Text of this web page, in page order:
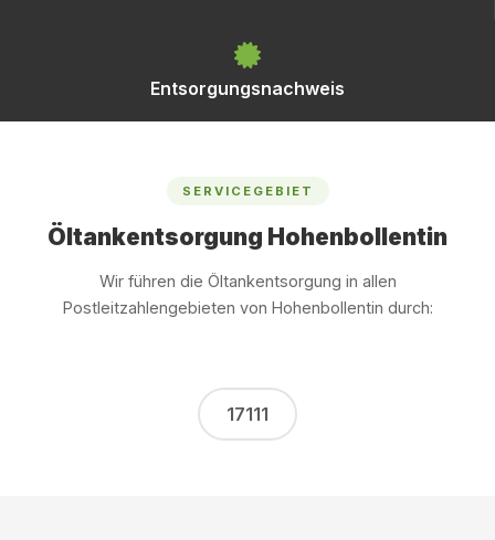
Entsorgungsnachweis
SERVICEGEBIET
Öltankentsorgung Hohenbollentin
Wir führen die Öltankentsorgung in allen
Postleitzahlengebieten von Hohenbollentin durch:
17111